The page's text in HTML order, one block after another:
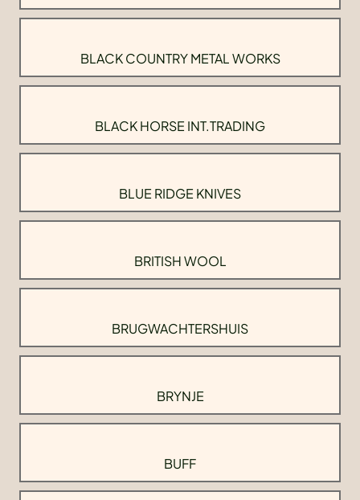
BLACK COUNTRY METAL WORKS
BLACK HORSE INT.TRADING
BLUE RIDGE KNIVES
BRITISH WOOL
BRUGWACHTERSHUIS
BRYNJE
BUFF